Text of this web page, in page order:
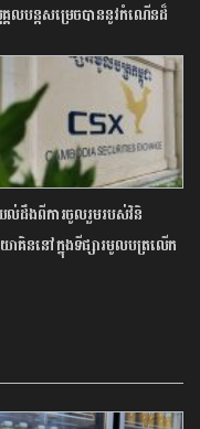
គល​បន្តសម្រេចបាននូវ​កំណើន​ដ៏
ដឹងពីការចូលរួមរបស់វិនិ
គិននៅក្នុងទីផ្សារមូលបត្រលើក